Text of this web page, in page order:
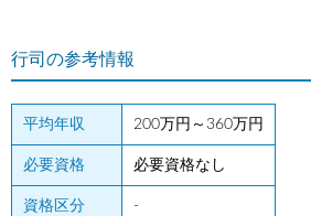
行司の参考情報
平均年収 200万円～360万円
必要資格 必要資格なし
資格区分 -